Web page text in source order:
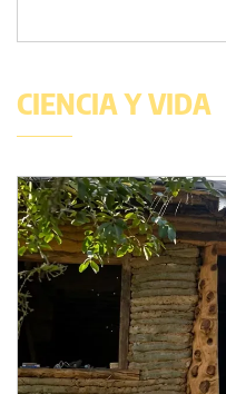
CIENCIA Y VIDA